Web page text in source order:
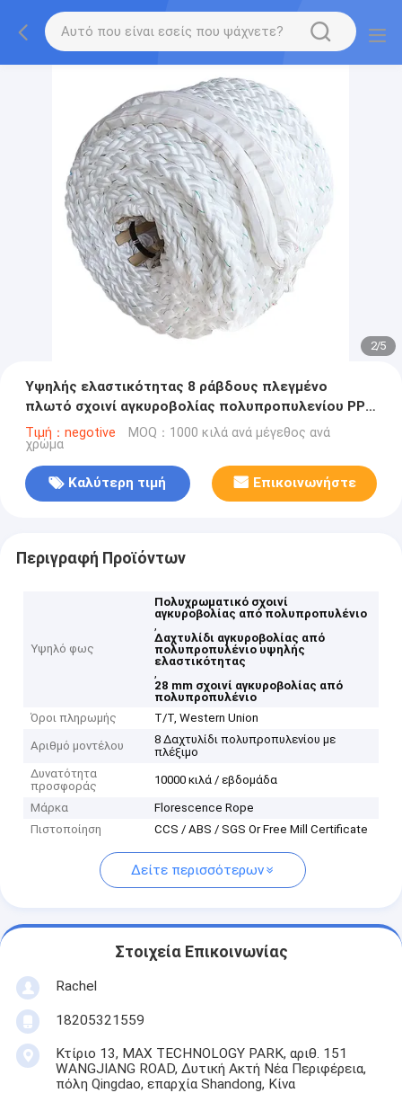
2/5
Υψηλής ελαστικότητας 8 ράβδους πλεγμένο
πλωτό σχοινί αγκυροβολίας πολυπροπυλενίου PP
Marine Rope 28mm-96mm με πολλαπλά χρώματα
Τιμή：negotive MOQ：1000 κιλά ανά μέγεθος ανά
χρώμα
Καλύτερη τιμή Επικοινωνήστε
Περιγραφή Προϊόντων
Υψηλό φως
Πολυχρωματικό σχοινί
αγκυροβολίας από πολυπροπυλένιο
,
Δαχτυλίδι αγκυροβολίας από
πολυπροπυλένιο υψηλής
ελαστικότητας
,
28 mm σχοινί αγκυροβολίας από
πολυπροπυλένιο
Όροι πληρωμής
T/T, Western Union
Αριθμό μοντέλου
8 Δαχτυλίδι πολυπροπυλενίου με
πλέξιμο
Δυνατότητα
προσφοράς
10000 κιλά / εβδομάδα
Μάρκα
Florescence Rope
Πιστοποίηση
CCS / ABS / SGS Or Free Mill Certificate
Δείτε περισσότερων
Στοιχεία Επικοινωνίας
Rachel
18205321559
Κτίριο 13, MAX TECHNOLOGY PARK, αριθ. 151
WANGJIANG ROAD, Δυτική Ακτή Νέα Περιφέρεια,
πόλη Qingdao, επαρχία Shandong, Κίνα